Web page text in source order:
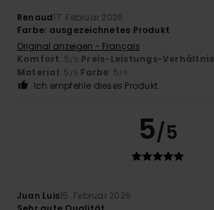
Renaud17. Februar 2026
Farbe: ausgezeichnetes Produkt
Original anzeigen - Français
Komfort: 5 /5 Preis-Leistungs-Verhältnis
Material: 5 /5 Farbe: 5 /5
Ich empfehle dieses Produkt
5/5
Juan Luis15. Februar 2026